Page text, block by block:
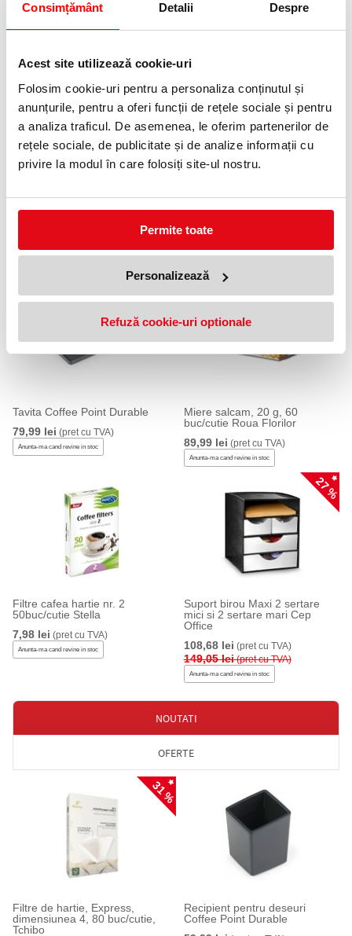
Consimțământ Detalii Despre
Acest site utilizează cookie-uri
Folosim cookie-uri pentru a personaliza conținutul și
anunțurile, pentru a oferi funcții de rețele sociale și pentru
a analiza traficul. De asemenea, le oferim partenerilor de
rețele sociale, de publicitate și de analize informații cu
privire la modul în care folosiți site-ul nostru.
Permite toate
Personalizează
Refuză cookie-uri optionale
Indulcitor 650 tablete Clio,
9,99 lei(pret cu TVA)
Filtre de cafea, nr. 4, hartie
8,90 lei
Anunta-ma cand revine in stoc
Separator Coffee Point Durable
89,99 lei(pret cu TVA)
Suport Coffee Point Durable
99,99 lei(pret cu TVA)
Tavita Coffee Point Durable
79,99 lei (pret cu TVA)
Anunta-ma cand revine in stoc
Miere salcam, 20 g, 60
buc/cutie Roua Florilor
89,99 lei (pret cu TVA)
Anunta-ma cand revine in stoc
Filtre cafea hartie nr. 2
50buc/cutie Stella
7,98 lei (pret cu TVA)
Anunta-ma cand revine in stoc
27 %
Suport birou Maxi 2 sertare
mici si 2 sertare mari Cep
Office
108,68 lei (pret cu TVA)
149,05 lei(pret cu TVA)
Anunta-ma cand revine in stoc
NOUTATI
OFERTE
31 %
Filtre de hartie, Express,
dimensiunea 4, 80 buc/cutie,
Tchibo
Recipient pentru deseuri
Coffee Point Durable